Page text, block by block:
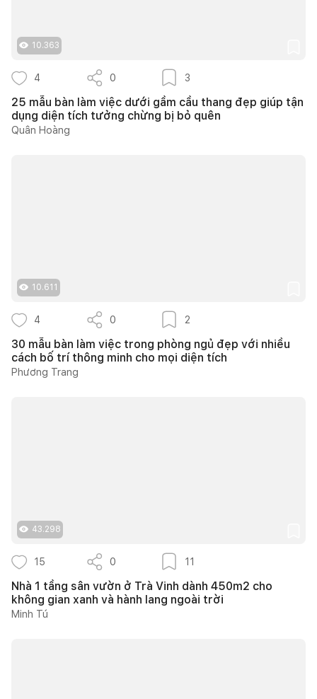
10.363
4 0 3
25 mẫu bàn làm việc dưới gầm cầu thang đẹp giúp tận
dụng diện tích tưởng chừng bị bỏ quên
Quân Hoàng
10.611
4 0 2
30 mẫu bàn làm việc trong phòng ngủ đẹp với nhiều
cách bố trí thông minh cho mọi diện tích
Phương Trang
43.298
15 0 11
Nhà 1 tầng sân vườn ở Trà Vinh dành 450m2 cho
không gian xanh và hành lang ngoài trời
Minh Tú